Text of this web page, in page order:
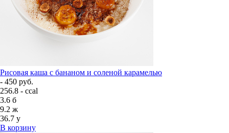
Рисовая каша с бананом и соленой карамелью
- 450 руб.
256.8 - ccal
3.6 б
9.2 ж
36.7 у
В корзину